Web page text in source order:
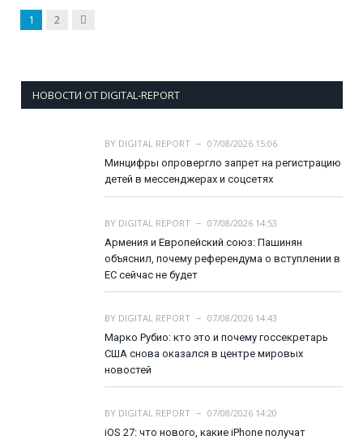
1 2 Next
НОВОСТИ ОТ DIGITAL-REPORT
BY DIGITAL REPORT
07/08/2026 15:06
Минцифры опровергло запрет на регистрацию
детей в мессенджерах и соцсетях
BY DIGITAL REPORT
07/08/2026 14:53
Армения и Европейский союз: Пашинян
объяснил, почему референдума о вступлении в
ЕС сейчас не будет
BY DIGITAL REPORT
07/08/2026 14:43
Марко Рубио: кто это и почему госсекретарь
США снова оказался в центре мировых
новостей
BY DIGITAL REPORT
07/08/2026 14:20
iOS 27: что нового, какие iPhone получат